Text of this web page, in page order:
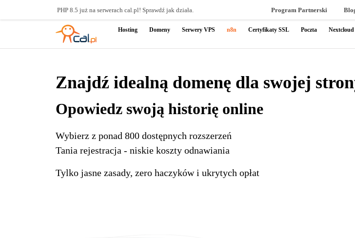
PHP 8.5 już na serwerach cal.pl! Sprawdź jak działa. Program Partnerski
Hosting Domeny Serwery VPS n8n Certyfikaty SSL Poczta Nextcloud
Znajdź idealną domenę dla swojej
Opowiedz swoją historię online
Wybierz z ponad 800 dostępnych rozszerzeń
Tania rejestracja - niskie koszty odnawiania
Tylko jasne zasady, zero haczyków i ukrytych opłat